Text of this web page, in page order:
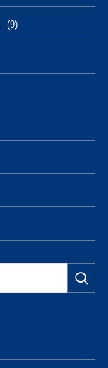
(9)